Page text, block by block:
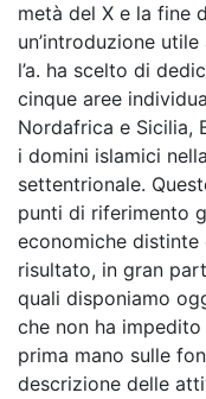
metà del X e la fine
un’introduzione
l’a. ha scelto di
cinque aree
Nordafrica e Sicilia,
i domini islamici
settentrionale.
punti di riferimento
economiche distinte
risultato, in gran
quali disponiamo
che non ha
prima mano sulle
descrizione delle